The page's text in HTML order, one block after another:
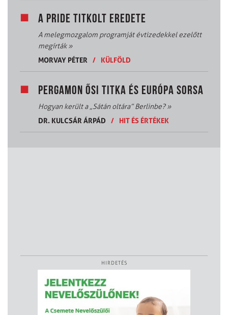
A PRIDE TITKOLT EREDETE
A melegmozgalom programját évtizedekkel ezelőtt
megírták»
MORVAY PÉTER
/ KÜLFÖLD
PERGAMON ŐSI TITKA ÉS EURÓPA SORSA
Hogyan került a „Sátán oltára” Berlinbe?»
DR. KULCSÁR ÁRPÁD
/ HIT ÉS ÉRTÉKEK
HIRDETÉS